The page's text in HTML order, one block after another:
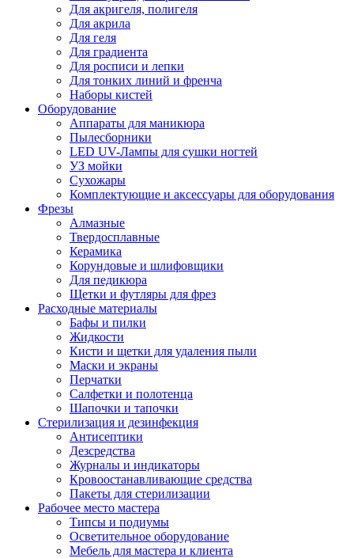
Для акригеля, полигеля
Для акрила
Для геля
Для градиента
Для росписи и лепки
Для тонких линий и френча
Наборы кистей
Оборудование
Аппараты для маникюра
Пылесборники
LED UV-Лампы для сушки ногтей
УЗ мойки
Сухожары
Комплектующие и аксессуары для оборудования
Фрезы
Алмазные
Твердосплавные
Керамика
Корундовые и шлифовщики
Для педикюра
Щетки и футляры для фрез
Расходные материалы
Бафы и пилки
Жидкости
Кисти и щетки для удаления пыли
Маски и экраны
Перчатки
Салфетки и полотенца
Шапочки и тапочки
Стерилизация и дезинфекция
Антисептики
Дезсредства
Журналы и индикаторы
Кровоостанавливающие средства
Пакеты для стерилизации
Рабочее место мастера
Типсы и подиумы
Осветительное оборудование
Мебель для мастера и клиента